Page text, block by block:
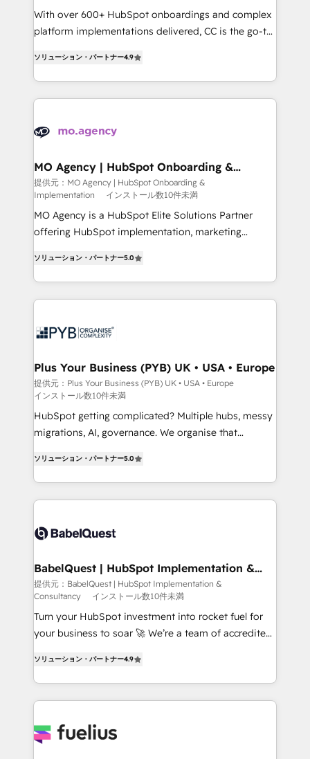
supported over 500 organisations with HubSpot
implementation, optimisation, training, and
methodology will ensure that you receive the best
deployment experience possible. Whether you are
new to HubSpot or seeking to turn around a poor
expertise to deliver the solutions you need.
With over 600+ HubSpot onboardings and complex
platform implementations delivered, CC is the go-to
migrate, replatform, and scale smarter. We specialize
in high-impact CRM and CMS migrations and
onboarding from platforms like Salesforce, NetSuite,
WordPress and legacy CRMs, turning fragmented
architectures that accelerate revenue operations and
performance. - Multi-object CRM migration, cleanup,
and implementation. - Pre-built and custom
integrations across your full tech stack. - Custom
object setup, CMS builds, and full-funnel automation.
nurturing sequences. - Cross-hub setup across
Marketing, Sales, Operations, and Service Hubs. -
Ongoing optimization, managed support, and
powerful growth engine. Built to convert, scale, and
ソリューション・パートナー4.9
MO Agency | HubSpot Onboarding &
Implementation
提供元：MO Agency | HubSpot Onboarding &
Implementation
インストール数10件未満
MO Agency is a HubSpot Elite Solutions Partner
offering HubSpot implementation, marketing
paid media, content marketing, AEO and GEO (AI
search optimisation), and HubSpot Content Hub and
WordPress development. We work with enterprise
professional services, financial services and
Town, Dubai & London. 500+ HubSpot CRM
implementations delivered. AI visibility coverage
across ChatGPT, Claude, Perplexity, Gemini and
Google AI Overviews. HubSpot Impact Award -
Customer First HubSpot Impact Award - Integrations
Migration Excellence HubSpot Impact Award -
Platform Excellence 40+ full-time HubSpot
professionals. 100s of certifications and
ソリューション・パートナー5.0
Plus Your Business (PYB) UK • USA • Europe
提供元：Plus Your Business (PYB) UK • USA • Europe
インストール数10件未満
HubSpot getting complicated? Multiple hubs, messy
migrations, AI, governance. We organise that
Welcome to our Profile! We help with: • CRM
implementation, reports, workflows, and team
training • CRM migration from Salesforce, Pipedrive,
custom API integrations • AI governance for
Boutique 'Elite' team of 12 • 150+ clients across Sales
Hub, Marketing Hub, Service Hub, Data Hub and
CMS • ISO/IEC 27001:2022, ISO 9001:2015, and ISO
42001:2023 certified - the AI management standard •
GuardHub: our AI governance framework, built on
'𝗖𝗼𝗻𝘁𝗮𝗰𝘁 𝗯𝘂𝘀𝗶𝗻𝗲𝘀𝘀' button to get in touch (𝘸𝘦'𝘳𝘦
𝘴𝘶𝘱𝘦𝘳 𝘳𝘦𝘴𝘱𝘰𝘯𝘴𝘪𝘷𝘦)
ソリューション・パートナー5.0
BabelQuest | HubSpot Implementation &
Consultancy
提供元：BabelQuest | HubSpot Implementation &
Consultancy
インストール数10件未満
Turn your HubSpot investment into rocket fuel for
your business to soar 🚀 We’re a team of accredited
implement the platform into complex business
environments, optimise what you've got and make
sure you can actually use it, build your website in
for you and execute it on HubSpot. We are on the
ソリューション・パートナー4.9